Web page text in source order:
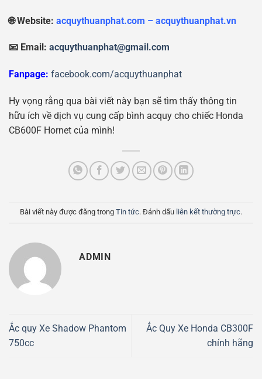
🌐 Website: acquythuanphat.com – acquythuanphat.vn
📧 Email: acquythuanphat@gmail.com
Fanpage: facebook.com/acquythuanphat
Hy vọng rằng qua bài viết này bạn sẽ tìm thấy thông tin
hữu ích về dịch vụ cung cấp bình acquy cho chiếc Honda
CB600F Hornet của mình!
Bài viết này được đăng trong Tin tức. Đánh dấu liên kết thường trực.
ADMIN
Ắc quy Xe Shadow Phantom
750cc
Ắc Quy Xe Honda CB300F
chính hãng